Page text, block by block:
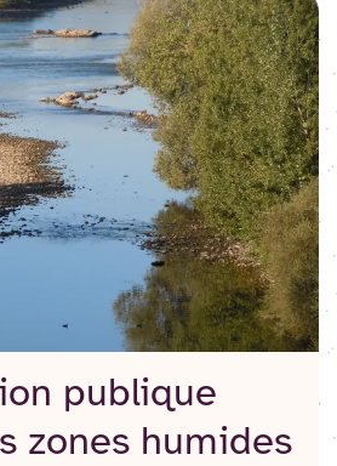
publique
zones humides